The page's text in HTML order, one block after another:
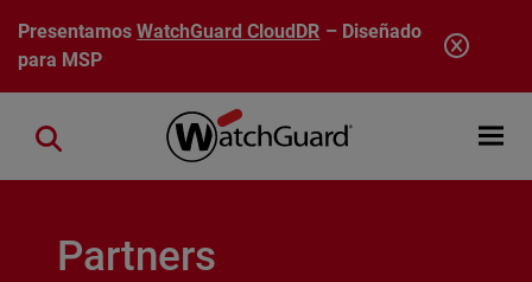
Pasar al contenido principal
PresentamosWatchGuard CloudDR – Diseñado
para MSP
Open
Close search
Partners